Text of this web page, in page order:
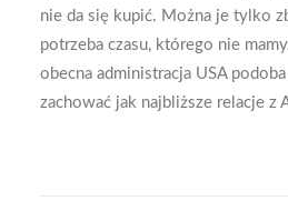
nie da się kupić. Można je tylko
potrzeba czasu, którego nie
obecna administracja USA
zachować jak najbliższe relacje z